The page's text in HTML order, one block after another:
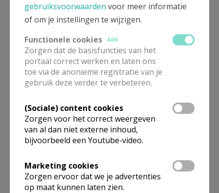
bereiden van het deeg
Lees meer
gebruiksvoorwaarden voor meer informatie
of om je instellingen te wijzigen.
Functionele cookies
AAN
Zorgen dat de basisfuncties van het
portaal correct werken en laten ons
toe via de anonieme registratie van je
gebruik deze verder te verbeteren.
(Sociale) content cookies
Zorgen voor het correct weergeven
van al dan niet externe inhoud,
bijvoorbeeld een Youtube-video.
Marketing cookies
Zorgen ervoor dat we je advertenties
op maat kunnen laten zien.